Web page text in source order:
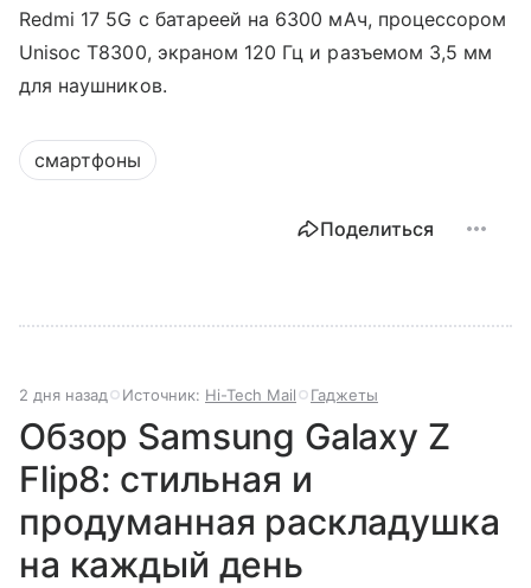
Redmi 17 5G с батареей на 6300 мАч, процессором
Unisoc T8300, экраном 120 Гц и разъемом 3,5 мм
для наушников.
смартфоны
Поделиться
2 дня назад Источник: Hi-Tech Mail Гаджеты
Обзор Samsung Galaxy Z
Flip8: стильная и
продуманная раскладушка
на каждый день